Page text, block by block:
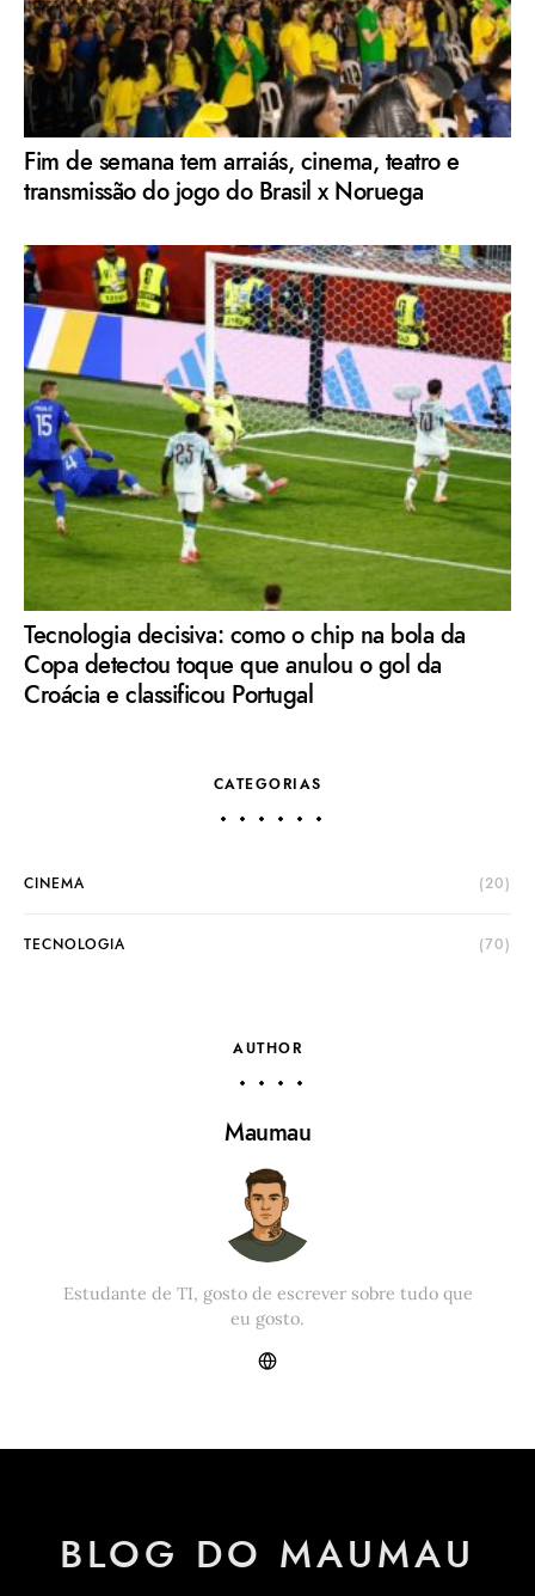
Fim de semana tem arraiás, cinema, teatro e
transmissão do jogo do Brasil x Noruega
Tecnologia decisiva: como o chip na bola da
Copa detectou toque que anulou o gol da
Croácia e classificou Portugal
CATEGORIAS
CINEMA (20)
TECNOLOGIA (70)
AUTHOR
Maumau
Estudante de TI, gosto de escrever sobre tudo que
eu gosto.
BLOG DO MAUMAU